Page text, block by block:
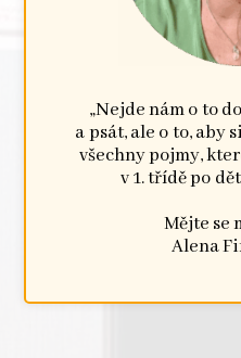
„Nejde nám o to
a psát, ale o to, aby
všechny pojmy,
v 1. třídě po
Mějte se
Alena